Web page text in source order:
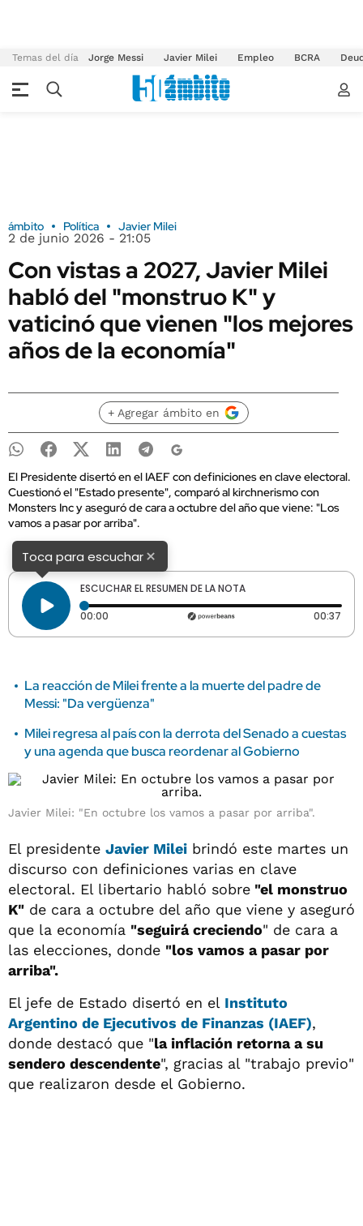
Temas del día Jorge Messi Javier Milei Empleo BCRA
ámbito Política Javier Milei
2 de junio 2026 - 21:05
Con vistas a 2027, Javier Milei
habló del "monstruo K" y
vaticinó que vienen "los mejores
años de la economía"
+ Agregar ámbito en
El Presidente disertó en el IAEF con definiciones en clave electoral.
Cuestionó el "Estado presente", comparó al kirchnerismo con
Monsters Inc y aseguró de cara a octubre del año que viene: "Los
vamos a pasar por arriba".
Toca para escuchar×
ESCUCHAR EL RESUMEN DE LA NOTA
00:00 Tiempo transcurrido: 0 segundos 00:37
La reacción de Milei frente a la muerte del padre de
Messi: "Da vergüenza"
Milei regresa al país con la derrota del Senado a cuestas
y una agenda que busca reordenar al Gobierno
Javier Milei: "En octubre los vamos a pasar por arriba".
El presidente Javier Milei brindó este martes un
discurso con definiciones varias en clave
electoral. El libertario habló sobre "el monstruo
K" de cara a octubre del año que viene y aseguró
que la economía "seguirá creciendo" de cara a
las elecciones, donde "los vamos a pasar por
arriba".
El jefe de Estado disertó en el Instituto
Argentino de Ejecutivos de Finanzas (IAEF),
donde destacó que "la inflación retorna a su
sendero descendente", gracias al "trabajo previo"
que realizaron desde el Gobierno.